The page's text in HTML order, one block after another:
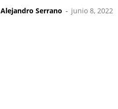
Alejandro Serrano - junio 8, 2022